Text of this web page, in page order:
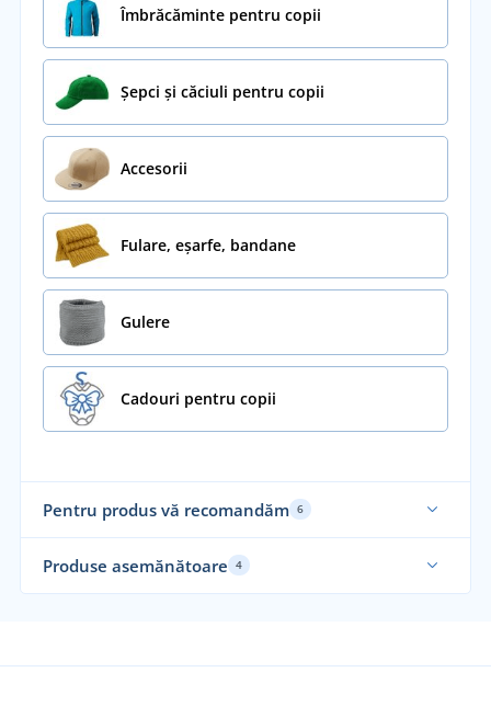
Îmbrăcăminte pentru copii
Șepci și căciuli pentru copii
Accesorii
Fulare, eșarfe, bandane
Gulere
Cadouri pentru copii
Pentru produs vă recomandăm 6
Produse asemănătoare 4